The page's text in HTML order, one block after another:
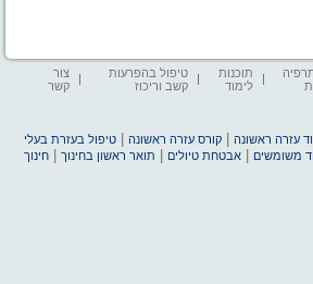
תוכנות
לימוד
טיפול בהפרעות
קשב וריכוז
צור
קשר
עזרה ראשונה |קורס עזרה ראשונה |טיפול בעזרת בעלי
משומשים |אבטחת טיולים תואר ראשון בחינוך |חינוך